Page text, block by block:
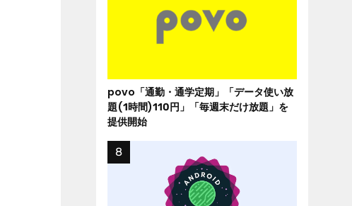
povo「通勤・通学定期」「データ使い放
題(1時間)110円」「毎週末だけ放題」を
提供開始